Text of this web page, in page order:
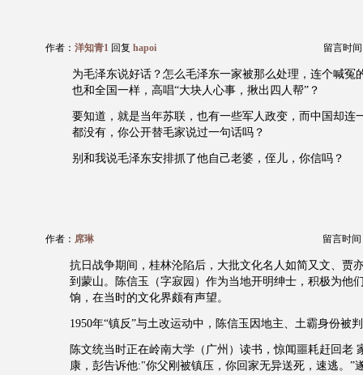
作者： 洋知青1 回复 hapoi 留言时间
为毛泽东说好话？怎么毛泽东一家被那么处理，连个喊冤
也和全国一样，高唱“大块人心事，揪出四人帮”？
要知道，就是当年苏联，也有一些军人政变，而中国却连
都没有，你公开替毛家说过一句话吗？
别和我说毛泽东安排抓了他自己老婆，侄儿，你信吗？
作者： 席琳 留言时间
抗日战争期间，桂林沦陷后，大批文化名人如简又文、贾
到蒙山。陈信玉（字寂园）作为当地开明绅士，积极为他
饷，在当时的文化界颇有声望。
1950年“镇反”与土改运动中，陈信玉因地主、土霸身份被
陈文统当时正在岭南大学（广州）读书，惊闻噩耗赶回老
康，彭告诉他:"你父刚被镇压，你回家无异送死，速逃。”